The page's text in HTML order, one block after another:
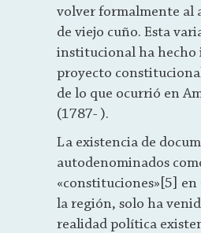
volver formalmente al
de viejo cuño. Esta
institucional ha hecho
proyecto
de lo que ocurrió en
(1787- ).
La existencia de
autodenominados
«constituciones»[5] en
la región, solo ha
realidad política